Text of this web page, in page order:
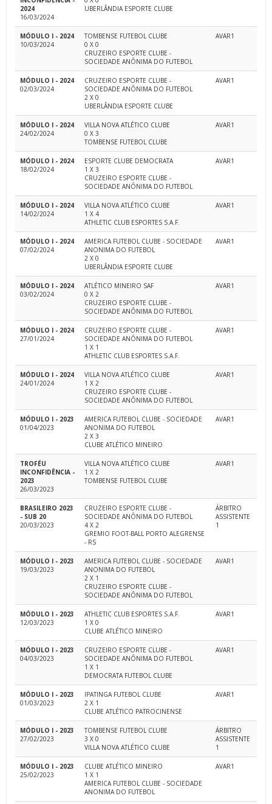
2024
16/03/2024
UBERLÂNDIA ESPORTE CLUBE
MÓDULO I - 2024
10/03/2024
TOMBENSE FUTEBOL CLUBE
0 X 0
CRUZEIRO ESPORTE CLUBE -
SOCIEDADE ANÔNIMA DO FUTEBOL
AVAR1
MÓDULO I - 2024
02/03/2024
CRUZEIRO ESPORTE CLUBE -
SOCIEDADE ANÔNIMA DO FUTEBOL
2 X 0
UBERLÂNDIA ESPORTE CLUBE
AVAR1
MÓDULO I - 2024
24/02/2024
VILLA NOVA ATLÉTICO CLUBE
0 X 3
TOMBENSE FUTEBOL CLUBE
AVAR1
MÓDULO I - 2024
18/02/2024
ESPORTE CLUBE DEMOCRATA
1 X 3
CRUZEIRO ESPORTE CLUBE -
SOCIEDADE ANÔNIMA DO FUTEBOL
AVAR1
MÓDULO I - 2024
14/02/2024
VILLA NOVA ATLÉTICO CLUBE
1 X 4
ATHLETIC CLUB ESPORTES S.A.F.
AVAR1
MÓDULO I - 2024
07/02/2024
AMERICA FUTEBOL CLUBE - SOCIEDADE
ANONIMA DO FUTEBOL
2 X 0
UBERLÂNDIA ESPORTE CLUBE
AVAR1
MÓDULO I - 2024
03/02/2024
ATLÉTICO MINEIRO SAF
0 X 2
CRUZEIRO ESPORTE CLUBE -
SOCIEDADE ANÔNIMA DO FUTEBOL
AVAR1
MÓDULO I - 2024
27/01/2024
CRUZEIRO ESPORTE CLUBE -
SOCIEDADE ANÔNIMA DO FUTEBOL
1 X 1
ATHLETIC CLUB ESPORTES S.A.F.
AVAR1
MÓDULO I - 2024
24/01/2024
VILLA NOVA ATLÉTICO CLUBE
1 X 2
CRUZEIRO ESPORTE CLUBE -
SOCIEDADE ANÔNIMA DO FUTEBOL
AVAR1
MÓDULO I - 2023
01/04/2023
AMERICA FUTEBOL CLUBE - SOCIEDADE
ANONIMA DO FUTEBOL
2 X 3
CLUBE ATLÉTICO MINEIRO
AVAR1
TROFÉU
INCONFIDÊNCIA -
2023
26/03/2023
VILLA NOVA ATLÉTICO CLUBE
1 X 2
TOMBENSE FUTEBOL CLUBE
AVAR1
BRASILEIRO 2023
- SUB 20
20/03/2023
CRUZEIRO ESPORTE CLUBE -
SOCIEDADE ANÔNIMA DO FUTEBOL
4 X 2
GREMIO FOOT-BALL PORTO ALEGRENSE
- RS
ÁRBITRO
ASSISTENTE
1
MÓDULO I - 2023
19/03/2023
AMERICA FUTEBOL CLUBE - SOCIEDADE
ANONIMA DO FUTEBOL
2 X 1
CRUZEIRO ESPORTE CLUBE -
SOCIEDADE ANÔNIMA DO FUTEBOL
AVAR1
MÓDULO I - 2023
12/03/2023
ATHLETIC CLUB ESPORTES S.A.F.
1 X 0
CLUBE ATLÉTICO MINEIRO
AVAR1
MÓDULO I - 2023
04/03/2023
CRUZEIRO ESPORTE CLUBE -
SOCIEDADE ANÔNIMA DO FUTEBOL
1 X 1
DEMOCRATA FUTEBOL CLUBE
AVAR1
MÓDULO I - 2023
01/03/2023
IPATINGA FUTEBOL CLUBE
2 X 1
CLUBE ATLÉTICO PATROCINENSE
AVAR1
MÓDULO I - 2023
27/02/2023
TOMBENSE FUTEBOL CLUBE
3 X 0
VILLA NOVA ATLÉTICO CLUBE
ÁRBITRO
ASSISTENTE
1
MÓDULO I - 2023
25/02/2023
CLUBE ATLÉTICO MINEIRO
1 X 1
AMERICA FUTEBOL CLUBE - SOCIEDADE
ANONIMA DO FUTEBOL
AVAR1